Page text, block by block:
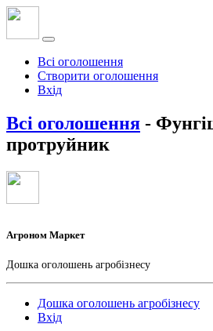
Всі оголошення
Створити оголошення
Вхід
Всі оголошення -
протруйник
Агроном Маркет
Дошка оголошень агробізнесу
Дошка оголошень агробізнесу
Вхід